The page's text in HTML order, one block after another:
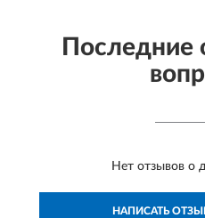
Последние
Нет отзывов о
НАПИСАТЬ